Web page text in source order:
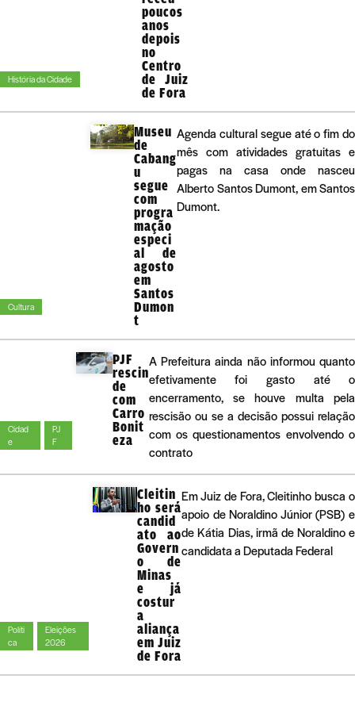
História da Cidade
poucos
anos
depois
no
Centro
de Juiz
de Fora
Cultura
Museu
de
Cabang
u
segue
com
progra
mação
especi
al de
agosto
em
Santos
Dumon
t
Agenda cultural segue até o fim do
mês com atividades gratuitas e
pagas na casa onde nasceu
Alberto Santos Dumont, em Santos
Dumont.
Cidad
e
PJ
F
PJF
rescin
de
com
Carro
Bonit
eza
A Prefeitura ainda não informou quanto
efetivamente foi gasto até o
encerramento, se houve multa pela
rescisão ou se a decisão possui relação
com os questionamentos envolvendo o
contrato
Políti
ca
Eleições
2026
Cleitin
ho será
candid
ato ao
Govern
o de
Minas
e já
costur
a
aliança
em Juiz
de Fora
Em Juiz de Fora, Cleitinho busca o
apoio de Noraldino Júnior (PSB) e
de Kátia Dias, irmã de Noraldino e
candidata a Deputada Federal